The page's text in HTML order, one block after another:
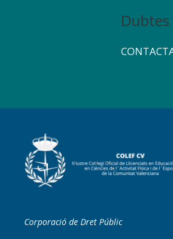
Corporació de Dret Públic